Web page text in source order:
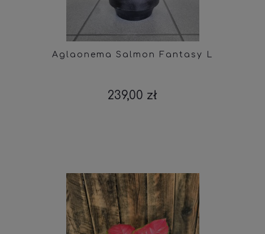
Aglaonema Salmon Fantasy L
239,00 zł